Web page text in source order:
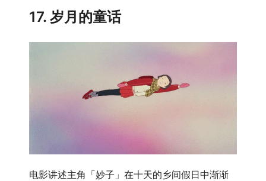
17. 岁月的童话
电影讲述主角「妙子」在十天的乡间假日中渐渐